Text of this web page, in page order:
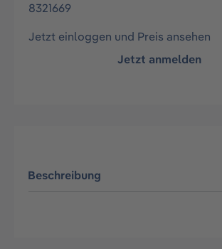
8321669
Jetzt einloggen und Preis ansehen
Jetzt anmelden
Beschreibung